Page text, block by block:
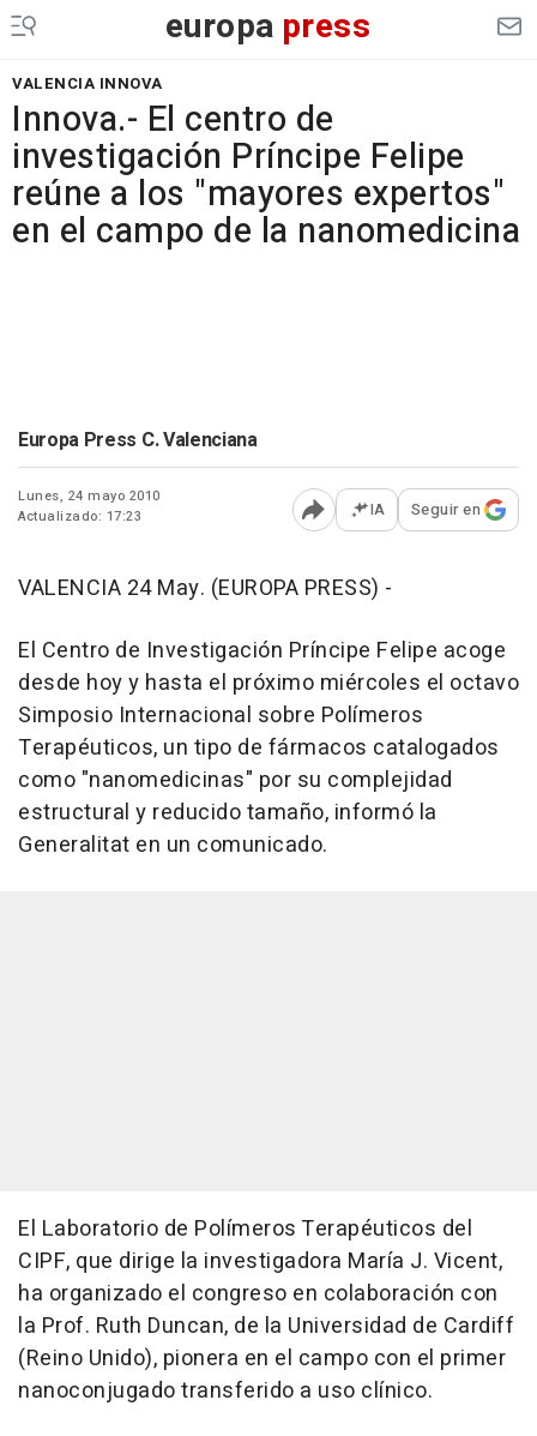
europa press
VALENCIA INNOVA
Innova.- El centro de
investigación Príncipe Felipe
reúne a los "mayores expertos"
en el campo de la nanomedicina
Europa Press C. Valenciana
Lunes, 24 mayo 2010
Actualizado: 17:23
Abrir opciones para
IA Seguir en
VALENCIA 24 May. (EUROPA PRESS) -
El Centro de Investigación Príncipe Felipe acoge
desde hoy y hasta el próximo miércoles el octavo
Simposio Internacional sobre Polímeros
Terapéuticos, un tipo de fármacos catalogados
como "nanomedicinas" por su complejidad
estructural y reducido tamaño, informó la
Generalitat en un comunicado.
El Laboratorio de Polímeros Terapéuticos del
CIPF, que dirige la investigadora María J. Vicent,
ha organizado el congreso en colaboración con
la Prof. Ruth Duncan, de la Universidad de Cardiff
(Reino Unido), pionera en el campo con el primer
nanoconjugado transferido a uso clínico.